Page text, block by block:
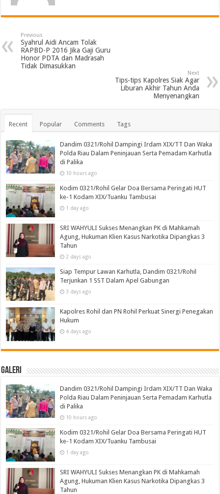
Previous
Syahrul Aidi Ancam Tolak
RAPBD-P 2016 Jika Gaji Guru
Honor PDTA dan Madrasah
Tidak Dimasukkan
Next
Tips-tips Kapolres Siak Agar
Liburan Akhir Tahun Anda
Menyenangkan
Recent Popular Comments Tags
Dandim 0321/Rohil Dampingi Irdam XIX/TT Dan Waka
Polda Riau Dalam Peninjauan Serta Pemadam Karhutla
di Palika
10 hours ago
Kodim 0321/Rohil Gelar Doa Bersama Peringati HUT
ke-1 Kodam XIX/Tuanku Tambusai
1 day ago
SRI WAHYULI Sukses Menangkan PK di Mahkamah
Agung, Hukuman Klien Kasus Narkotika Dipangkas 3
Tahun
2 days ago
Siap Tempur Lawan Karhutla, Dandim 0321/Rohil
Terjunkan 1 SST Dalam Apel Gabungan
3 days ago
Kapolres Rohil dan PN Rohil Perkuat Sinergi Penegakan
Hukum
4 days ago
Galeri
Dandim 0321/Rohil Dampingi Irdam XIX/TT Dan Waka
Polda Riau Dalam Peninjauan Serta Pemadam Karhutla
di Palika
10 hours ago
Kodim 0321/Rohil Gelar Doa Bersama Peringati HUT
ke-1 Kodam XIX/Tuanku Tambusai
1 day ago
SRI WAHYULI Sukses Menangkan PK di Mahkamah
Agung, Hukuman Klien Kasus Narkotika Dipangkas 3
Tahun